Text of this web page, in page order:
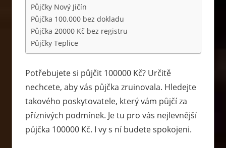
Půjčky Nový Jičín
Půjčka 100.000 bez dokladu
Půjčka 20000 Kč bez registru
Půjčky Teplice
Potřebujete si půjčit 100000 Kč? Určitě
nechcete, aby vás půjčka zruinovala. Hledejte
takového poskytovatele, který vám půjčí za
příznivých podmínek. Je tu pro vás nejlevnější
půjčka 100000 Kč. I vy s ní budete spokojeni.